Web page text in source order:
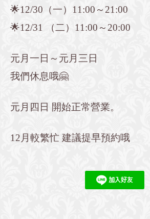
🌟12/30（一）11:00～21:00
🌟12/31 （二）11:00～20:00
元月一日～元月三日
我們休息哦🤗
元月四日 開始正常營業。
12月較繁忙 建議提早預約哦